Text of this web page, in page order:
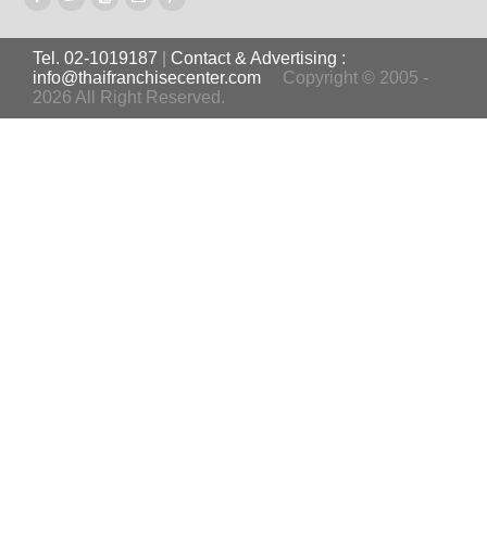
Tel. 02-1019187
Contact & Advertising :
info@thaifranchisecenter.com
Copyright © 2005 -
2026 All Right Reserved.